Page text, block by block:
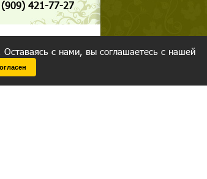
421-77-27
Оставаясь с нами, вы соглашаетесь с нашей